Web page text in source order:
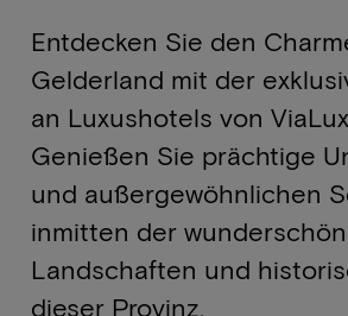
Entdecken Sie den
Gelderland mit der
an Luxushotels von
Genießen Sie prächtige
und außergewöhnlichen
inmitten der
Landschaften und
dieser Provinz.